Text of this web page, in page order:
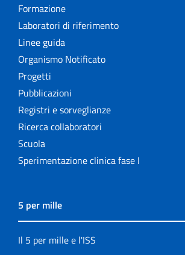
Formazione
Laboratori di riferimento
Linee guida
Organismo Notificato
Progetti
Pubblicazioni
Registri e sorveglianze
Ricerca collaboratori
Scuola
Sperimentazione clinica fase I
5 per mille
Il 5 per mille e l'ISS